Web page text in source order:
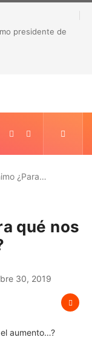
presidente de
¿Para…
qué nos
30, 2019